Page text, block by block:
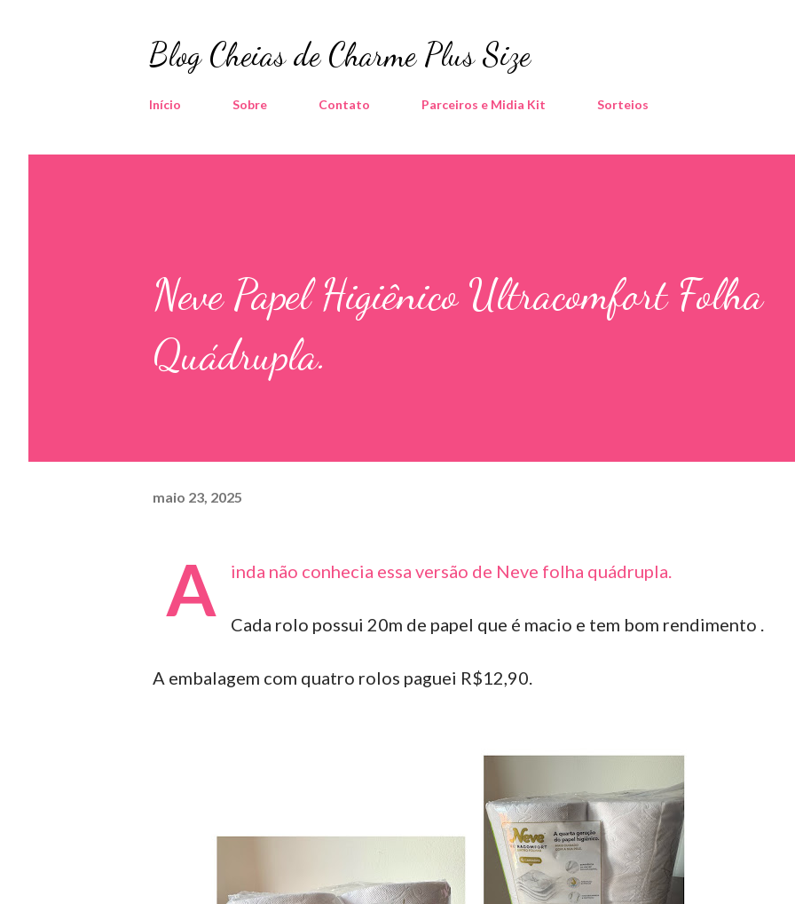
Blog Cheias de Charme Plus Size
Início Sobre Contato Parceiros e Midia Kit Sorteios
Neve Papel Higiênico Ultracomfort Folha
Quádrupla.
maio 23, 2025
A inda não conhecia essa versão de Neve folha quádrupla.
Cada rolo possui 20m de papel que é macio e tem bom rendimento .
A embalagem com quatro rolos paguei R$12,90.